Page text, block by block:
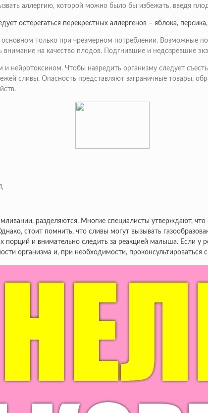
аллергию, которой можно было бы избежать, введя
остерегаться перекрестных аллергенов – яблока,
основном только при чрезмерном потреблении. Возможные
на качество плодов. Подгнившие и недозревшие
Чтобы навредить организму следует
сливы. Опасность представляют заграничные товары,
разделяются. Многие специалисты утверждают,
стоит помнить, что сливы могут вызывать
порций и внимательно следить за реакцией малыша. Если
организма и, при необходимости, проконсультироваться